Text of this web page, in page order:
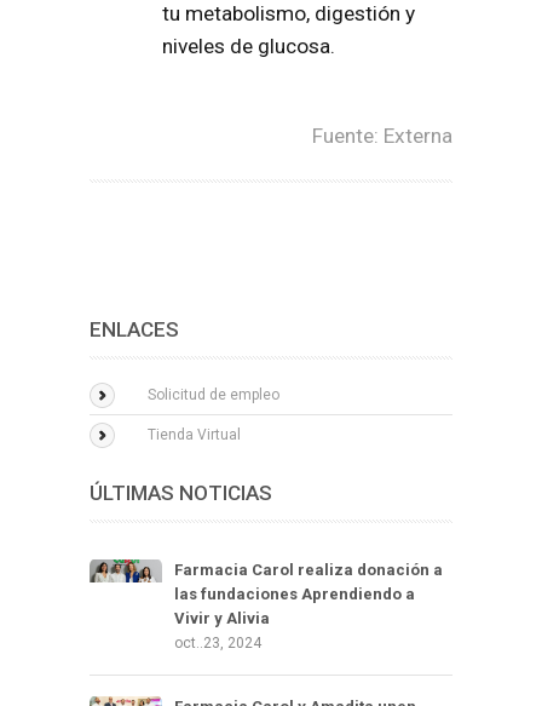
tu metabolismo, digestión y
niveles de glucosa.​
​Fuente: Externa
ENLACES
Solicitud de empleo
Tienda Virtual
ÚLTIMAS NOTICIAS
Farmacia Carol realiza donación a
las fundaciones Aprendiendo a
Vivir y Alivia
oct..23, 2024